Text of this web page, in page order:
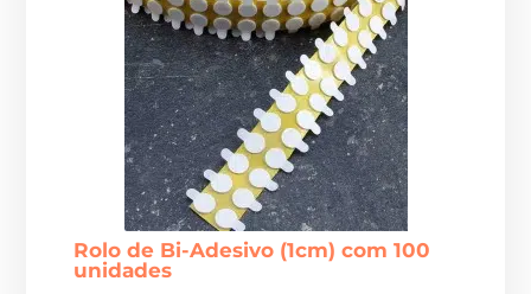
Rolo de Bi-Adesivo (1cm) com 100
unidades